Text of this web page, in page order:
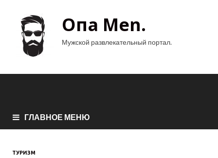
Опа Men.
Мужской развлекательный портал.
ГЛАВНОЕ МЕНЮ
ТУРИЗМ